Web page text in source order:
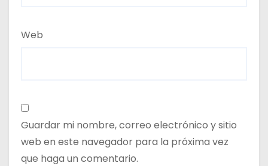
Web
Guardar mi nombre, correo electrónico y sitio
web en este navegador para la próxima vez
que haga un comentario.